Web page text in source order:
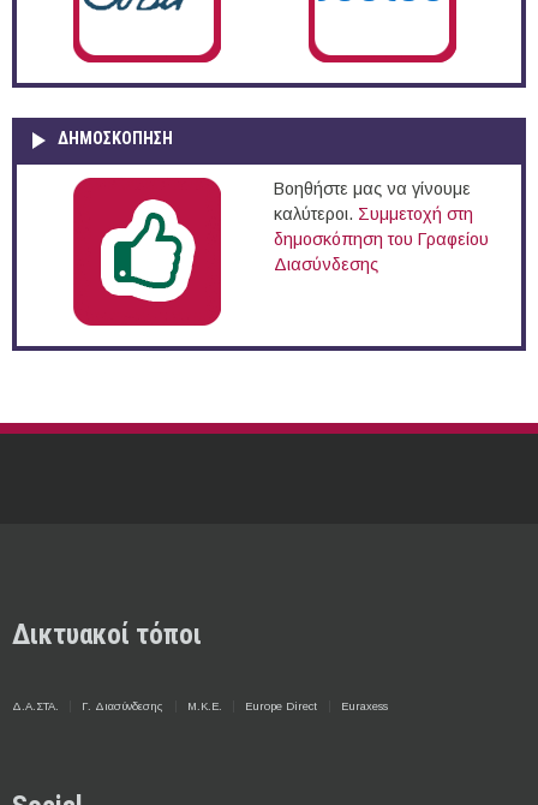
ΔΗΜΟΣΚΌΠΗΣΗ
Βοηθήστε μας να γίνουμε
καλύτεροι. Συμμετοχή στη
δημοσκόπηση του Γραφείου
Διασύνδεσης
Δικτυακοί τόποι
Δ.Α.ΣΤΑ. Γ. Διασύνδεσης Μ.Κ.Ε. Europe Direct Euraxess